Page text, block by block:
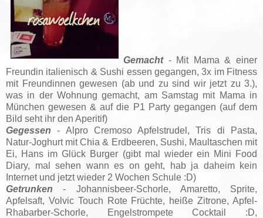
Gemacht- Mit Mama & einer
Freundin italienisch & Sushi essen gegangen, 3x im Fitness
mit Freundinnen gewesen (ab und zu sind wir jetzt zu 3.),
was in der Wohnung gemacht, am Samstag mit Mama in
München gewesen & auf die P1 Party gegangen (auf dem
Bild seht ihr den Aperitif)
Gegessen - Alpro Cremoso Apfelstrudel, Tris di Pasta,
Natur-Joghurt mit Chia & Erdbeeren, Sushi, Maultaschen mit
Ei, Hans im Glück Burger (gibt mal wieder ein Mini Food
Diary, mal sehen wann es on geht, hab ja daheim kein
Internet und jetzt wieder 2 Wochen Schule :D)
Getrunken - Johannisbeer-Schorle, Amaretto, Sprite,
Apfelsaft, Volvic Touch Rote Früchte, heiße Zitrone, Apfel-
Rhabarber-Schorle, Engelstrompete Cocktail :D,